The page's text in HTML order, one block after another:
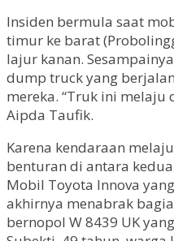
Insiden bermula saat
timur ke barat
lajur kanan.
dump truck yang
mereka. “Truk ini
Aipda Taufik.
Karena kendaraan
benturan di antara
Mobil Toyota Innova
akhirnya menabrak
bernopol W 8439 UK